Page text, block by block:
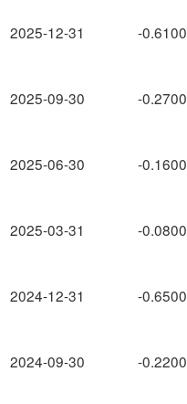
2025-12-31
2025-09-30
2025-06-30
2025-03-31
2024-12-31
2024-09-30
-0.6100
-0.2700
-0.1600
-0.0800
-0.6500
-0.2200